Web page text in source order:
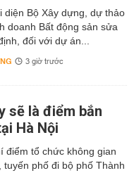
diện Bộ Xây dựng, dự thảo
doanh Bất động sản sửa
đối với dự án...
3 giờ trước
sẽ là điểm bắn
Hà Nội
điểm tổ chức không gian
tuyến phố đi bộ phố Thành